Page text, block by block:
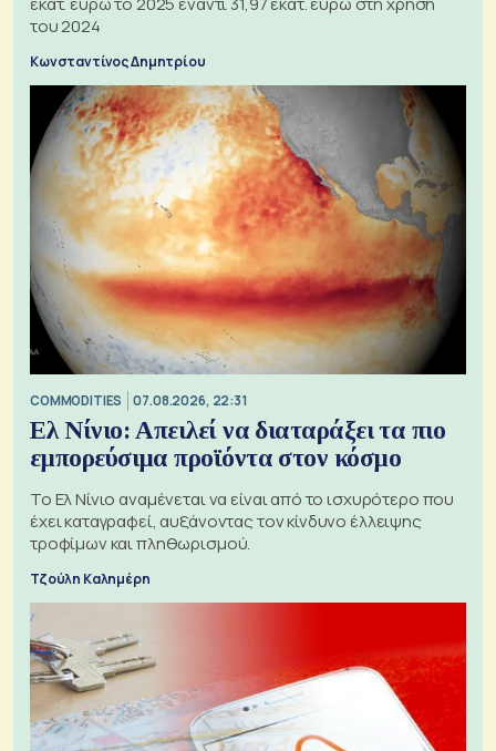
του 2024
Κωνσταντίνος Δημητρίου
COMMODITIES 07.08.2026, 22:31
Ελ Νίνιο: Απειλεί να διαταράξει τα πιο
εμπορεύσιμα προϊόντα στον κόσμο
Το Ελ Νίνιο αναμένεται να είναι από το ισχυρότερο που
έχει καταγραφεί, αυξάνοντας τον κίνδυνο έλλειψης
τροφίμων και πληθωρισμού.
Τζούλη Καλημέρη